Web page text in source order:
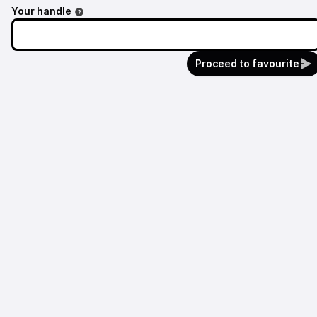
Your handle
Proceed to favourite